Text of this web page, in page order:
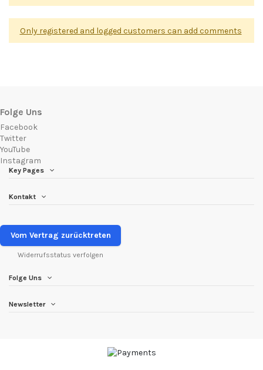
Only registered and logged customers can add comments
Folge Uns
Facebook
Twitter
YouTube
Instagram
Key Pages
Kontakt
Vom Vertrag zurücktreten
Widerrufsstatus verfolgen
Folge Uns
Newsletter